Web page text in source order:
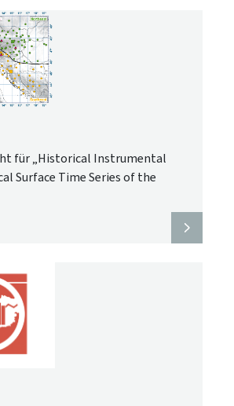
für „Historical Instrumental
Surface Time Series of the